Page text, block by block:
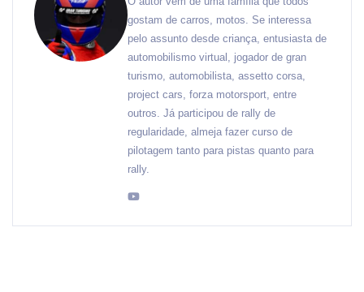
gostam de carros, motos. Se interessa
pelo assunto desde criança, entusiasta de
automobilismo virtual, jogador de gran
turismo, automobilista, assetto corsa,
project cars, forza motorsport, entre
outros. Já participou de rally de
regularidade, almeja fazer curso de
pilotagem tanto para pistas quanto para
rally.